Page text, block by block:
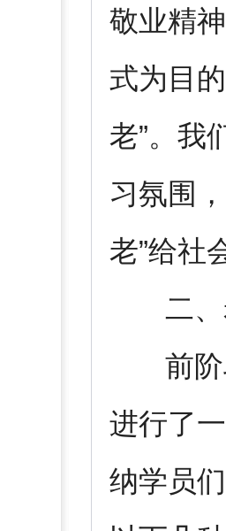
敬业精
式为目
老”。我
习氛围
老”给社
二、
前阶
进行了
纳学员